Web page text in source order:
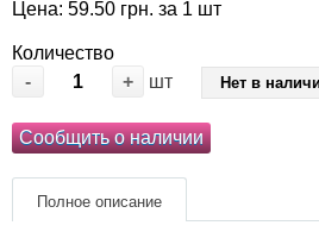
Цена: 59.50 грн. за 1 шт
Количество
-
+ шт Нет в
Сообщить о наличии
Полное описание
расходные материалы
Подарочные сертификаты
Товары для голубей